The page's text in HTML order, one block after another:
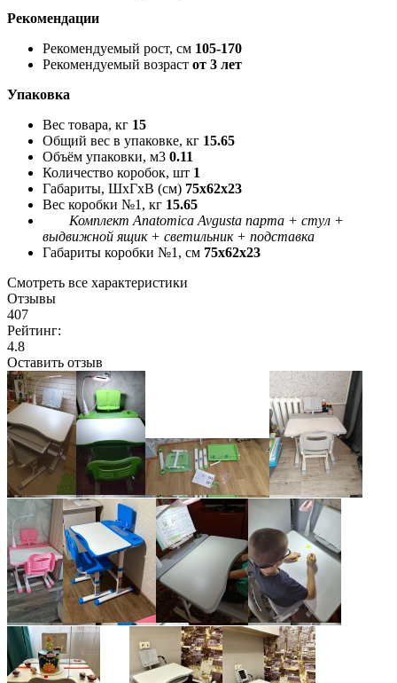
Рекомендации
Рекомендуемый рост, см 105-170
Рекомендуемый возраст от 3 лет
Упаковка
Вес товара, кг 15
Общий вес в упаковке, кг 15.65
Объём упаковки, м3 0.11
Количество коробок, шт 1
Габариты, ШxГxВ (см) 75x62x23
Вес коробки №1, кг 15.65
Комплект Anatomica Avgusta парта + стул +
выдвижной ящик + светильник + подставка
Габариты коробки №1, см 75x62x23
Смотреть все характеристики
Отзывы
407
Рейтинг:
4.8
Оставить отзыв